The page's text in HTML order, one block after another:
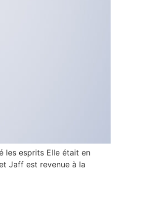
les esprits Elle était en
Jaff est revenue à la